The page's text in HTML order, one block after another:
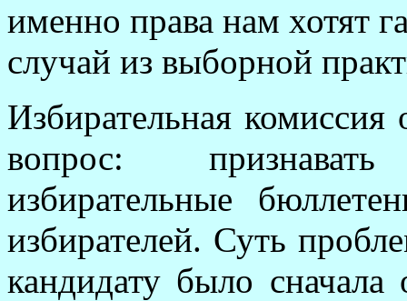
именно права нам хотят
случай из выборной
Избирательная
вопрос:
избирательные
избирателей. Суть
кандидату было сначала